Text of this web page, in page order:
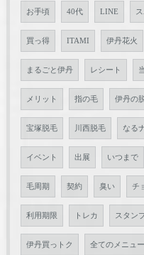
お手頃 40代 LINE
買っ得 ITAMI 伊丹花火
まるごと伊丹 レシート
メリット 指の毛 伊丹の
宝塚脱毛 川西脱毛 なる
イベント 出展 いつまで
毛周期 契約 臭い チ
利用期限 トレカ スタン
伊丹買っトク 全てのメニュー